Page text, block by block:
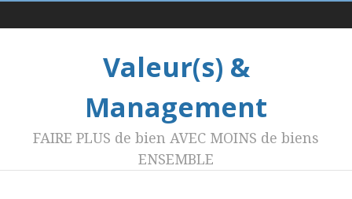
Menu 1
Valeur(s) &
Management
FAIRE PLUS de bien AVEC MOINS de biens
ENSEMBLE